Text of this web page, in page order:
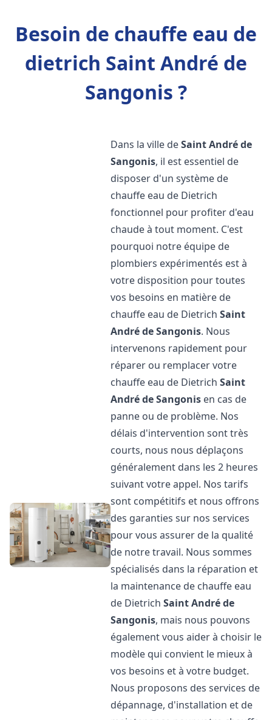
Besoin de chauffe eau de
dietrich Saint André de
Sangonis ?
Dans la ville deSaint André de
Sangonis, il est essentiel de
disposer d'un système de
chauffe eau de Dietrich
fonctionnel pour profiter d'eau
chaude à tout moment. C'est
pourquoi notre équipe de
plombiers expérimentés est à
votre disposition pour toutes
vos besoins en matière de
chauffe eau de DietrichSaint
André de Sangonis. Nous
intervenons rapidement pour
réparer ou remplacer votre
chauffe eau de DietrichSaint
André de Sangonis en cas de
panne ou de problème. Nos
délais d'intervention sont très
courts, nous nous déplaçons
généralement dans les 2 heures
suivant votre appel. Nos tarifs
sont compétitifs et nous offrons
des garanties sur nos services
pour vous assurer de la qualité
de notre travail. Nous sommes
spécialisés dans la réparation et
la maintenance de chauffe eau
de DietrichSaint André de
Sangonis, mais nous pouvons
également vous aider à choisir le
modèle qui convient le mieux à
vos besoins et à votre budget.
Nous proposons des services de
dépannage, d'installation et de